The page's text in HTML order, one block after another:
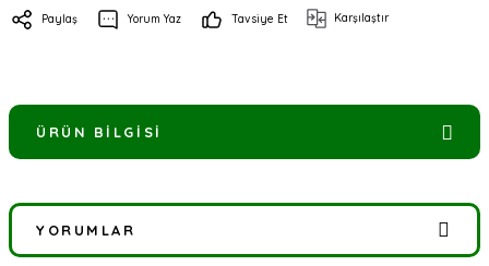
Paylaş Yorum Yaz Tavsiye Et Karşılaştır
ÜRÜN BILGISI
YORUMLAR